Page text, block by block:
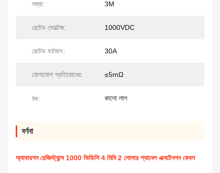
লম্বা: 3M
রেটেড ভোল্টেজ: 1000VDC
রেটেড বর্তমান:: 30A
যোগাযোগ প্রতিরোধের: ≤5mΩ
রঙ: কালো লাল
বর্ণনা
অ্যাবারশন রেজিস্ট্যান্স 1000 ভিডিসি 4 মিমি 2 সোলার প্যানেল এক্সটেনশন কেবল